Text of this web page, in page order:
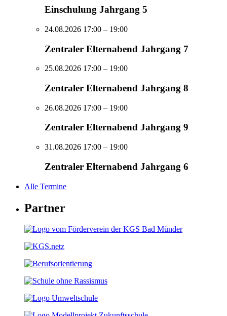
Einschulung Jahrgang 5
24.08.2026 17:00 – 19:00
Zentraler Elternabend Jahrgang 7
25.08.2026 17:00 – 19:00
Zentraler Elternabend Jahrgang 8
26.08.2026 17:00 – 19:00
Zentraler Elternabend Jahrgang 9
31.08.2026 17:00 – 19:00
Zentraler Elternabend Jahrgang 6
Alle Termine
Partner